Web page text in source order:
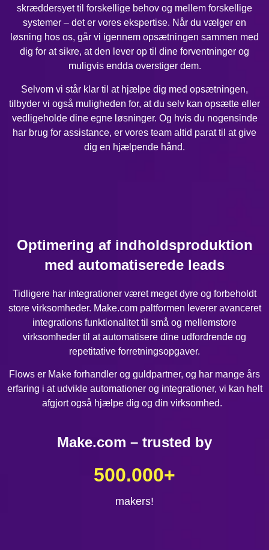
skræddersyet til forskellige behov og mellem forskellige
systemer – det er vores ekspertise. Når du vælger en
løsning hos os, går vi igennem opsætningen sammen med
dig for at sikre, at den lever op til dine forventninger og
muligvis endda overstiger dem.
Selvom vi står klar til at hjælpe dig med opsætningen,
tilbyder vi også muligheden for, at du selv kan opsætte eller
vedligeholde dine egne løsninger. Og hvis du nogensinde
har brug for assistance, er vores team altid parat til at give
dig en hjælpende hånd.
Optimering af indholdsproduktion
med automatiserede leads
Tidligere har integrationer været meget dyre og forbeholdt
store virksomheder. Make.com paltformen leverer avanceret
integrations funktionalitet til små og mellemstore
virksomheder til at automatisere dine udfordrende og
repetitative forretningsopgaver.
Flows er Make forhandler og guldpartner, og har mange års
erfaring i at udvikle automationer og integrationer, vi kan helt
afgjort også hjælpe dig og din virksomhed.
Make.com – trusted by
makers!
500.000+